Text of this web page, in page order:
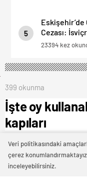
0 0
5
Cezası:
23394 kez
399 okunma
İşte oy
kapıları
0 0
Veri politikasındaki
çerez
inceleyebilirsiniz.